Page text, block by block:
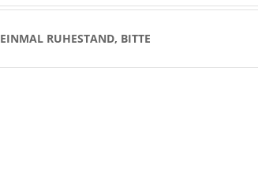
EINMAL RUHESTAND, BITTE